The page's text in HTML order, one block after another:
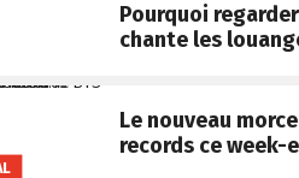
Pourquoi
chante les
Le nouveau
records ce week-